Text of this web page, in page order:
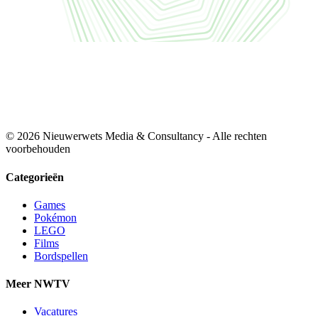
© 2026 Nieuwerwets Media & Consultancy - Alle rechten
voorbehouden
Categorieën
Games
Pokémon
LEGO
Films
Bordspellen
Meer NWTV
Vacatures